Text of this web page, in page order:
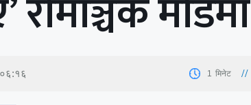
रोमाञ्चक मोडमा
1 मिनेट